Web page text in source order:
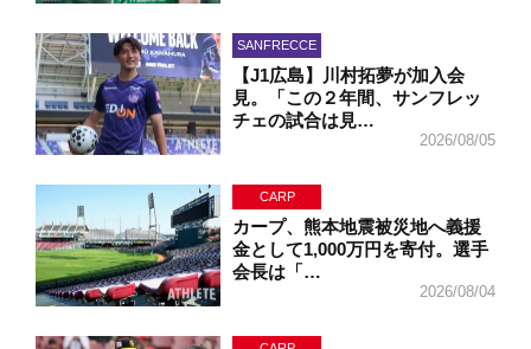
SANFRECCE
【J1広島】川村拓夢が加入会
見。「この２年間、サンフレッ
チェの試合は見…
2026/08/05
CARP
カープ、熊本地震被災地へ義援
金として1,000万円を寄付。選手
会長は「…
2026/08/04